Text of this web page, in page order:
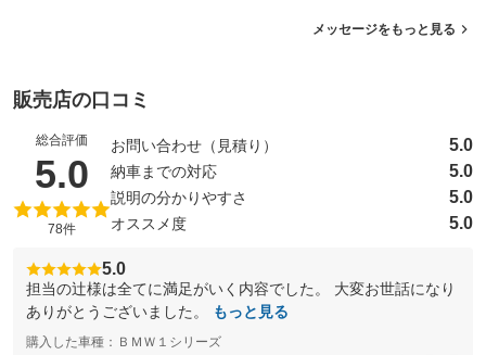
メッセージをもっと見る
販売店の口コミ
総合評価
5.0 （5点満点中）
78件
お問い合わせ（見積り） 5.0
納車までの対応 5.0
説明の分かりやすさ 5.0
オススメ度 5.0
5.0
担当の辻様は全てに満足がいく内容でした。 大変お世話になり
ありがとうございました。
もっと見る
購入した車種：ＢＭＷ１シリーズ